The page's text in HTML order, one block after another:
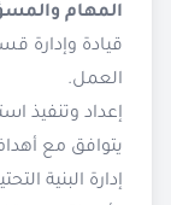
المهام
قيادة وإدارة
العمل.
إعداد وتنفيذ
يتوافق مع
إدارة البنية